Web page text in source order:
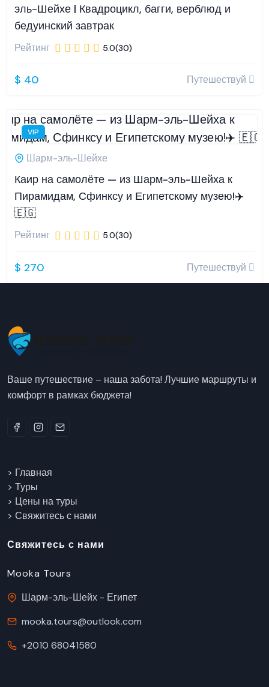
эль-Шейхе | Квадроцикл, багги, верблюд и
бедуинский завтрак
Рейтинг 5.0(30)
$ 40 Путешествуй
VIP
Шарм-эль-Шейхе
Каир на самолёте — из Шарм-эль-Шейха к
Пирамидам, Сфинксу и Египетскому музею!✈️
🇪🇬
Рейтинг 5.0(30)
$ 270 Путешествуй
Ваше путешествие – наша забота! Лучшие маршруты и
комфорт в рамках бюджета!
> Главная
> Туры
> Цены на туры
> Свяжитесь с нами
Свяжитесь с нами
Mooka Tours
Шарм-эль-Шейх - Египет
mooka.tours@outlook.com
+2010 68041580